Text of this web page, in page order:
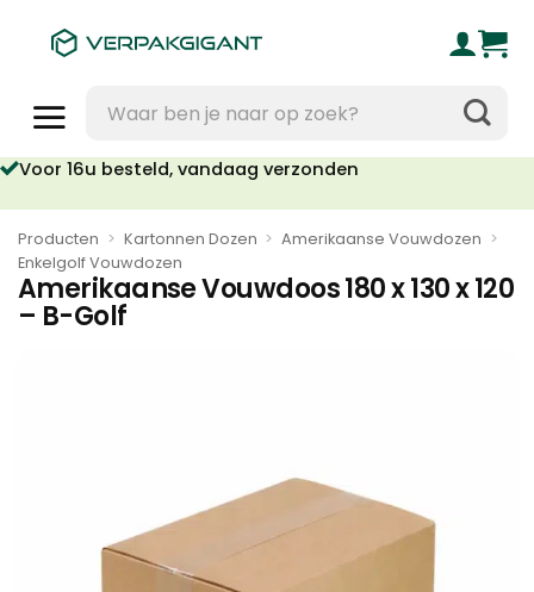
naar:
16u besteld, vandaag verzonden
Geen orderkosten vanaf €95
Producten > Kartonnen Dozen > Amerikaanse Vouwdozen >
Enkelgolf Vouwdozen
Amerikaanse Vouwdoos 180 x 130 x 120
– B-Golf